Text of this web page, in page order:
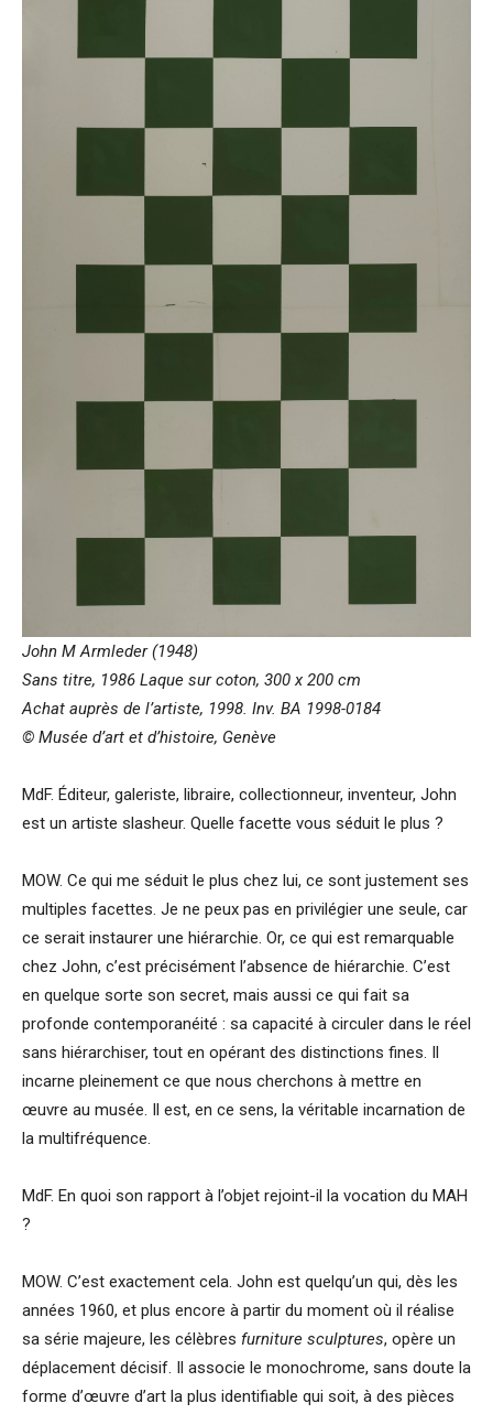
John M Armleder (1948)
Sans titre, 1986 Laque sur coton, 300 x 200 cm
Achat auprès de l’artiste, 1998. Inv. BA 1998-0184
© Musée d’art et d’histoire, Genève
MdF. Éditeur, galeriste, libraire, collectionneur, inventeur, John
est un artiste slasheur. Quelle facette vous séduit le plus ?
MOW. Ce qui me séduit le plus chez lui, ce sont justement ses
multiples facettes. Je ne peux pas en privilégier une seule, car
ce serait instaurer une hiérarchie. Or, ce qui est remarquable
chez John, c’est précisément l’absence de hiérarchie. C’est
en quelque sorte son secret, mais aussi ce qui fait sa
profonde contemporanéité : sa capacité à circuler dans le réel
sans hiérarchiser, tout en opérant des distinctions fines. Il
incarne pleinement ce que nous cherchons à mettre en
œuvre au musée. Il est, en ce sens, la véritable incarnation de
la multifréquence.
MdF. En quoi son rapport à l’objet rejoint-il la vocation du MAH
?
MOW. C’est exactement cela. John est quelqu’un qui, dès les
années 1960, et plus encore à partir du moment où il réalise
sa série majeure, les célèbres furniture sculptures, opère un
déplacement décisif. Il associe le monochrome, sans doute la
forme d’œuvre d’art la plus identifiable qui soit, à des pièces